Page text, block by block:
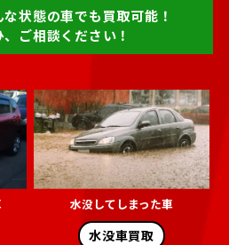
な状態の車でも買取可能！
、ご相談ください！
水没してしまった車
水没車買取